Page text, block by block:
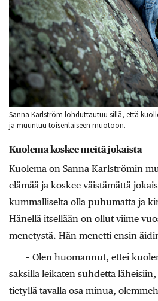
Sanna Karlström lohduttautuu sillä, että
ja muuntuu toisenlaiseen muotoon.
Kuolema koskee meitä jokaista
Kuolema on Sanna Karlströmin
elämää ja koskee väistämättä
kummalliselta olla puhumatta ja
Hänellä itsellään on ollut viime
menetystä. Hän menetti ensin
– Olen huomannut, ettei
saksilla leikaten suhdetta
tietyllä tavalla osa minua,